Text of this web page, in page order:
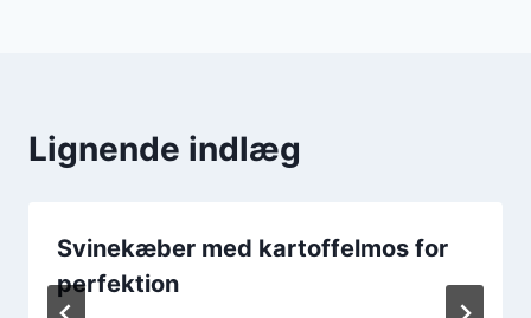
Lignende indlæg
Svinekæber med kartoffelmos for
perfektion